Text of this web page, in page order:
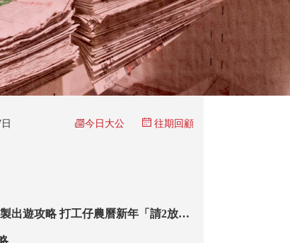
日 今日大公 往期回顧
出遊攻略 打工仔農曆新年「請2放